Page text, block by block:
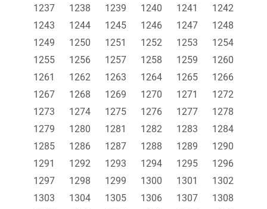
1237
1238 1239 1240 1241
1242
1243
1244 1245 1246 1247
1248
1249
1250 1251 1252 1253
1254
1255
1256 1257 1258 1259
1260
1261
1262 1263 1264 1265
1266
1267
1268 1269 1270 1271
1272
1273
1274 1275 1276 1277
1278
1279
1280 1281 1282 1283
1284
1285
1286 1287 1288 1289
1290
1291
1292 1293 1294 1295
1296
1297
1298 1299 1300 1301
1302
1303
1304 1305 1306 1307
1308